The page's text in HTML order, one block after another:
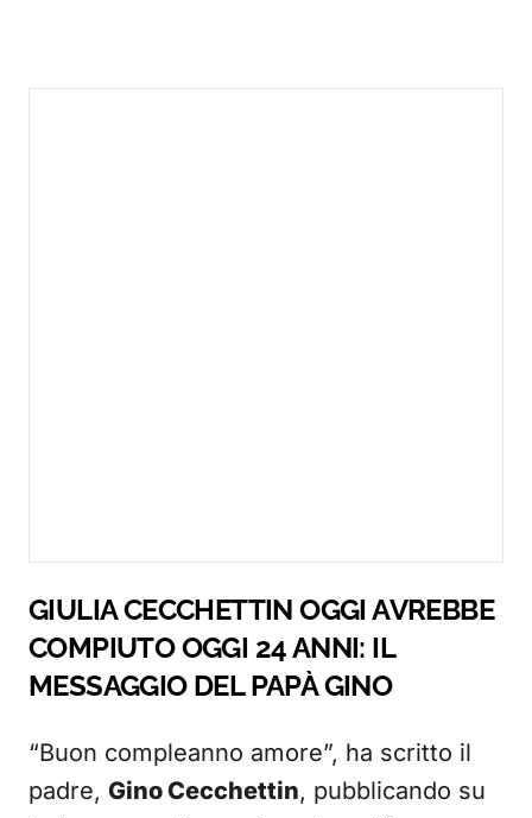
GIULIA CECCHETTIN OGGI AVREBBE
COMPIUTO OGGI 24 ANNI: IL
MESSAGGIO DEL PAPÀ GINO
“Buon compleanno amore”, ha scritto il
padre, Gino Cecchettin, pubblicando su